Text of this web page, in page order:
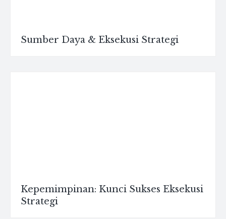
Sumber Daya & Eksekusi Strategi
Kepemimpinan: Kunci Sukses Eksekusi
Strategi